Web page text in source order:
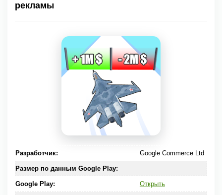
рекламы
Разработчик: Google Commerce Ltd
Размер по данным Google Play:
Google Play: Открыть